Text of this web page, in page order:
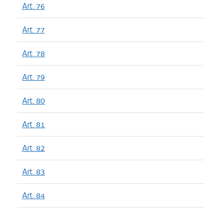
Art. 76
Art. 77
Art. 78
Art. 79
Art. 80
Art. 81
Art. 82
Art. 83
Art. 84